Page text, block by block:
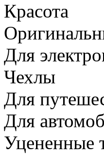
Красота
Для
Чехлы
Для
Для
Уцененные